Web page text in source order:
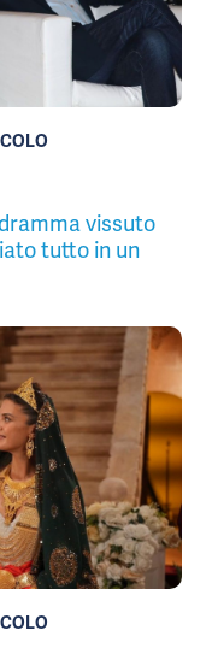
vissuto
tutto in un